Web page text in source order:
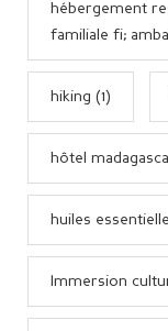
hébergement
familiale fi;
hiking (1)
hôtel
huiles
Immersion